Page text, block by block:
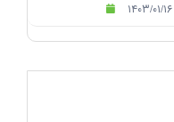
۱۴۰۳/۰۱/۱۶